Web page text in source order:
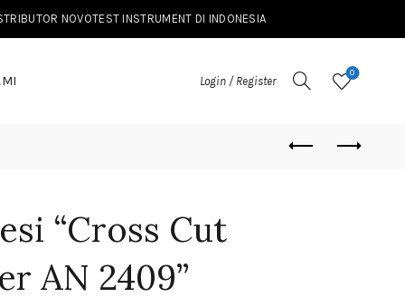
NOVOTEST INSTRUMENT DI INDONESIA
Login / Register
0
“Cross Cut
AN 2409”